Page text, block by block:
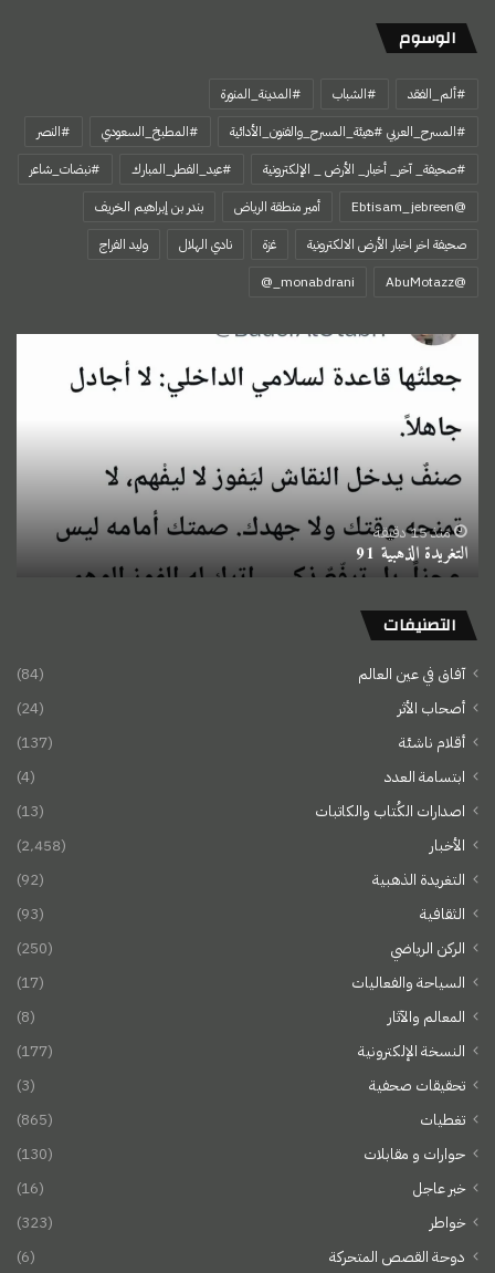
الوسوم
#ألم_الفقد #الشباب
#المدينة_المنورة
#المسرح_العربي #هيئة_المسرح_والفنون_الأدائية
#المطبخ_السعودي
#النصر
#صحيفة_ آخر_ أخبار_ الأرض _ الإلكترونية
#عيد_الفطر_المبارك
#نبضات_شاعر
@Ebtisam_jebreen
أمير منطقة الرياض
بندر بن إبراهيم الخريف
صحيفة اخر اخبار الأرض الالكترونية
غزة نادي الهلال
وليد الفراج
‏@AbuMotazz
التغريدة
منذ 15 دقيقة
التغريدة الذهبية 91
التصنيفات
آفاق في عين العالم
(84)
أصحاب الأثر
(24)
أقلام ناشئة
(137)
ابتسامة العدد
(4)
اصدارات الكُتاب والكاتبات
(13)
الأخبار
(2٬458)
التغريدة الذهبية
(92)
الثقافية
(93)
الركن الرياضي
(250)
السياحة والفعاليات
(17)
المعالم والآثار
(8)
النسخة الإلكترونية
(177)
تحقيقات صحفية
(3)
تغطيات
(865)
حوارات و مقابلات
(130)
خبر عاجل
(16)
خواطر
(323)
دوحة القصص المتحركة
(6)